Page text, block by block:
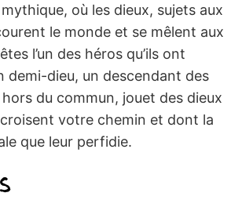
où les dieux, sujets aux
le monde et se mêlent aux
l’un des héros qu’ils ont
demi-dieu, un descendant des
du commun, jouet des dieux
votre chemin et dont la
que leur perfidie.